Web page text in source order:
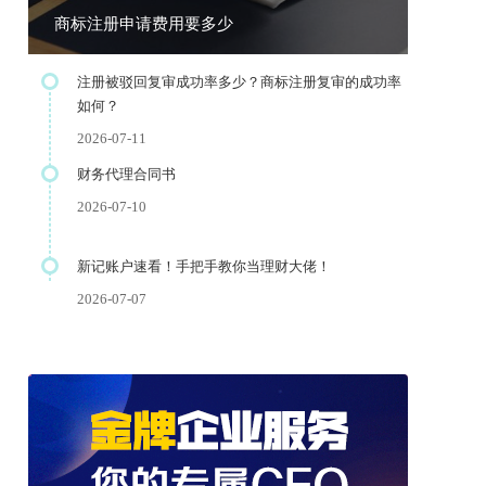
商标注册申请费用要多少
注册被驳回复审成功率多少？商标注册复审的成功率
如何？
2026-07-11
财务代理合同书
2026-07-10
新记账户速看！手把手教你当理财大佬！
2026-07-07